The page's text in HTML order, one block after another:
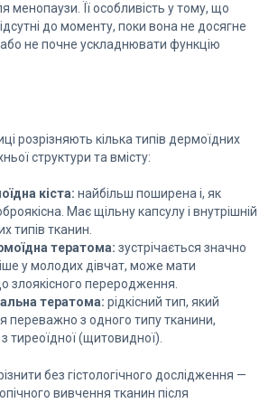
менопаузи. Її особливість у тому, що
до моменту, поки вона не досягне
не почне ускладнювати функцію
розрізняють кілька типів дермоїдних
структури та вмісту:
кіста: найбільш поширена і, як
Має щільну капсулу і внутрішній
типів тканин.
тератома: зустрічається значно
у молодих дівчат, може мати
злоякісного переродження.
тератома: рідкісний тип, який
переважно з одного типу тканини,
тиреоїдної (щитовидної).
без гістологічного дослідження —
вивчення тканин після